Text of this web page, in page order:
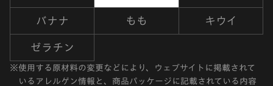
バナナ もも キウイ
ゼラチン
※使用する原材料の変更などにより、ウェブサイトに掲載されて
いるアレルゲン情報と、商品パッケージに記載されている内容